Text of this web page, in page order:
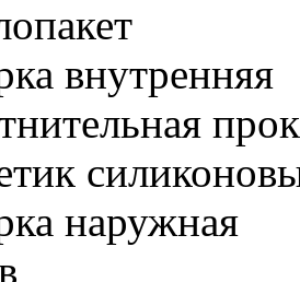
внутренняя
наружная